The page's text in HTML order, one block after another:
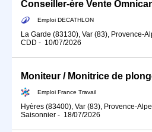
Conseiller-ère Vente
Emploi DECATHLON
La Garde (83130), Var (83), Provence-
CDD - 10/07/2026
Emploi France Travail
Hyères (83400), Var (83), Provence-
Saisonnier - 18/07/2026